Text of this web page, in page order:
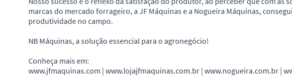
marcas do mercado forrageiro, a JF Máquinas e a Nogueira Máquinas,
produtividade no campo.
NB Máquinas, a solução essencial para o agronegócio!
Conheça mais em:
www.jfmaquinas.com | www.lojajfmaquinas.com.br | www.nogueira.com.br |